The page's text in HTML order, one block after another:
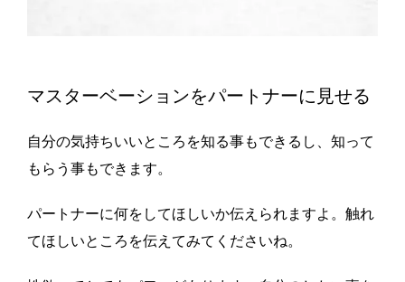
マスターベーションをパートナーに見せる
自分の気持ちいいところを知る事もできるし、知って
もらう事もできます。
パートナーに何をしてほしいか伝えられますよ。触れ
てほしいところを伝えてみてくださいね。